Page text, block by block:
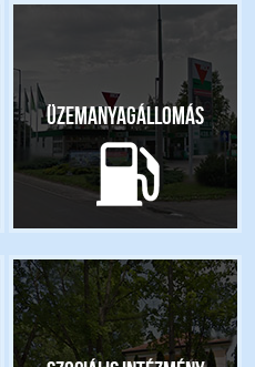
Üzemanyagállomás